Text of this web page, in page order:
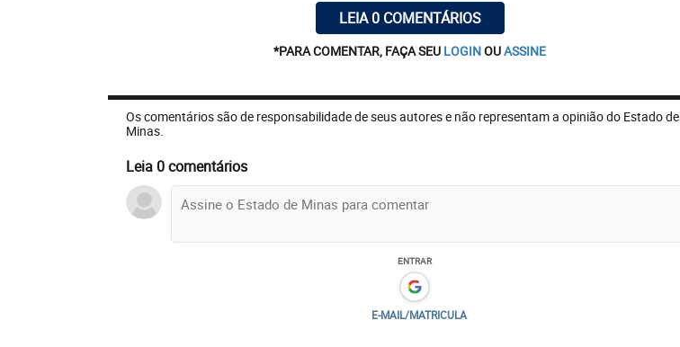
LEIA 0 COMENTÁRIOS
*PARA COMENTAR, FAÇA SEU LOGINOUASSINE
Os comentários são de responsabilidade de seus autores e não representam a opinião do Estado de
Minas.
Leia 0 comentários
ENTRAR
E-MAIL/MATRICULA